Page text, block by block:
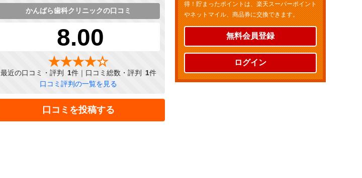
かんばら歯科クリニックの口コミ
8.00
最近の口コミ・評判 1件｜口コミ総数・評判 1件
口コミ評判の一覧を見る
口コミを投稿する
得！貯まったポイントは、楽天スーパーポイント
やネットマイル、商品券に交換できます。
無料会員登録
ログイン